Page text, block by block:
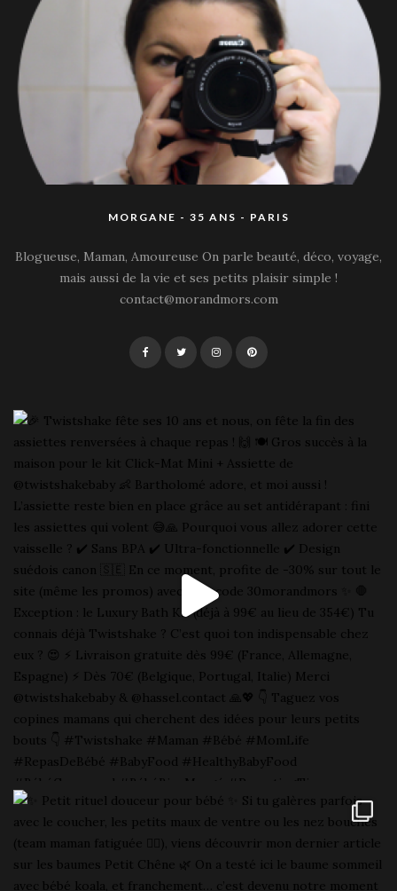
MORGANE - 35 ANS - PARIS
Blogueuse, Maman, Amoureuse On parle beauté, déco, voyage,
mais aussi de la vie et ses petits plaisir simple !
contact@morandmors.com